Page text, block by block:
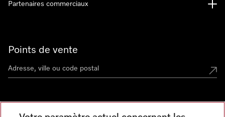
Points de vente
Partenaires commerciaux